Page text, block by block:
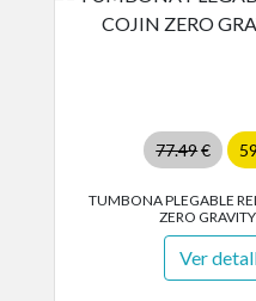
77.49€
TUMBONA PLEGABLE
ZERO
Ver